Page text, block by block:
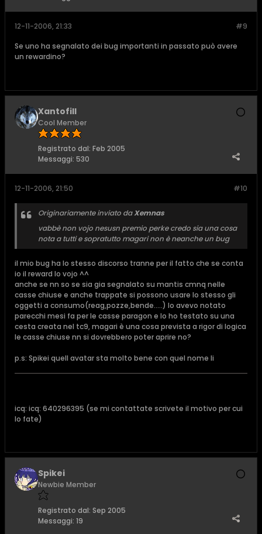
#9
12-11-2006, 21:33
Se uno ha segnalato dei bug importanti in passato può avere
un rewardino?
Xantofill
Cool Member
Registrato dal: Feb 2005
Messaggi: 530
#10
12-11-2006, 21:50
Originariamente inviato daXemnas
vabbè non vojo nesusn premio perke credo sia una cosa
nota a tutti e sopratutto magari non è neanche un bug
il mio bug ha lo stesso discorso tranne per il fatto che se conta
io il reward lo vojo ^^
anche se nn so se sia gia segnalato su mantis cmnq nelle
casse chiuse e anche trappate si possono usare lo stesso gli
oggetti a consumo(reag,pozze,bende.....) lo avevo notato
parecchi mesi fa per le casse paragon e lo ho testato su una
cesta creata nel tc9, magari è una cosa prevista a rigor di logica
le casse chiuse nn si dovrebbero poter aprire no?
p.s: Spikei quell avatar sta molto bene con quel nome li
icq: icq: 640296395 (se mi contattate scrivete il motivo per cui
lo fate)
Spikei
Newbie Member
Registrato dal: Sep 2005
Messaggi: 19